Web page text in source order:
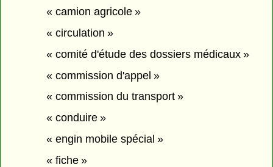
« camion agricole »
« circulation »
« comité d'étude des dossiers médicaux »
« commission d'appel »
« commission du transport »
« conduire »
« engin mobile spécial »
« fiche »